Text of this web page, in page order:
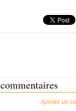
commentaires
Ajouter un